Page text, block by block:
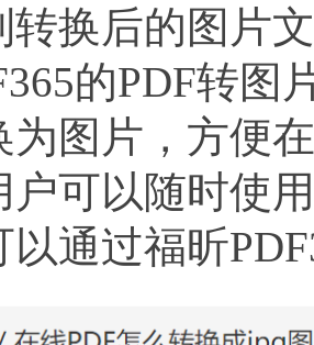
转换后的图片
的PDF转图
为图片，方便
户可以随时使
以通过福昕